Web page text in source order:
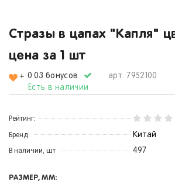
Стразы в цапах "Капля"
цена за 1 шт
+ 0.03 бонусов
Есть в наличии
арт. 7952100
Рейтинг:
Бренд: Китай
В наличии, шт 497
РАЗМЕР, ММ: